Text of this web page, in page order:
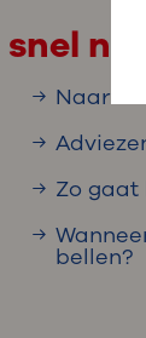
in
bij OLVG
Naar
Zo gaat
bellen?